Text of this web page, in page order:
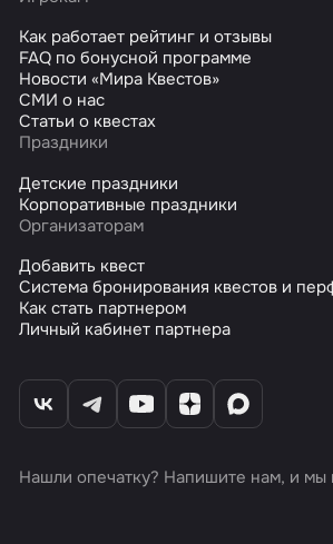
Как работает рейтинг и отзывы
FAQ по бонусной программе
Новости «Мира Квестов»
СМИ о нас
Статьи о квестах
Праздники
Детские праздники
Корпоративные праздники
Организаторам
Добавить квест
Система бронирования квестов и
Как стать партнером
Личный кабинет партнера
Нашли опечатку? Напишите нам, и мы